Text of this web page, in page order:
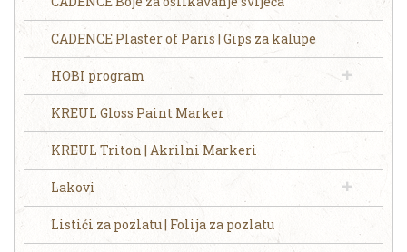
CADENCE Plaster of Paris | Gips za kalupe
HOBI program
KREUL Gloss Paint Marker
KREUL Triton | Akrilni Markeri
Lakovi
Listići za pozlatu | Folija za pozlatu